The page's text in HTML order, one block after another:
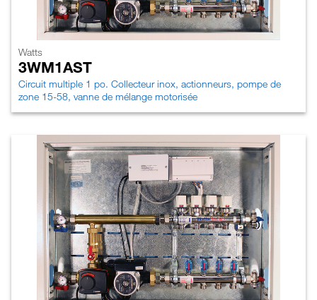
Watts
3WM1AST
Circuit multiple 1 po. Collecteur inox, actionneurs, pompe de
zone 15-58, vanne de mélange motorisée